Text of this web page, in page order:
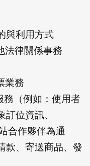
與利用方式
法律關係事務
業務
（例如：使用者
位資訊、
合作夥伴為通
款、寄送商品、發